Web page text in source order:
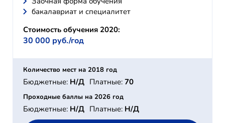
бакалавриат и специалитет
Стоимость обучения 2020:
30 000 руб./год
Количество мест на 2018 год
Бюджетные: Н/Д Платные: 70
Проходные баллы на 2026 год
Бюджетные: Н/Д Платные: Н/Д